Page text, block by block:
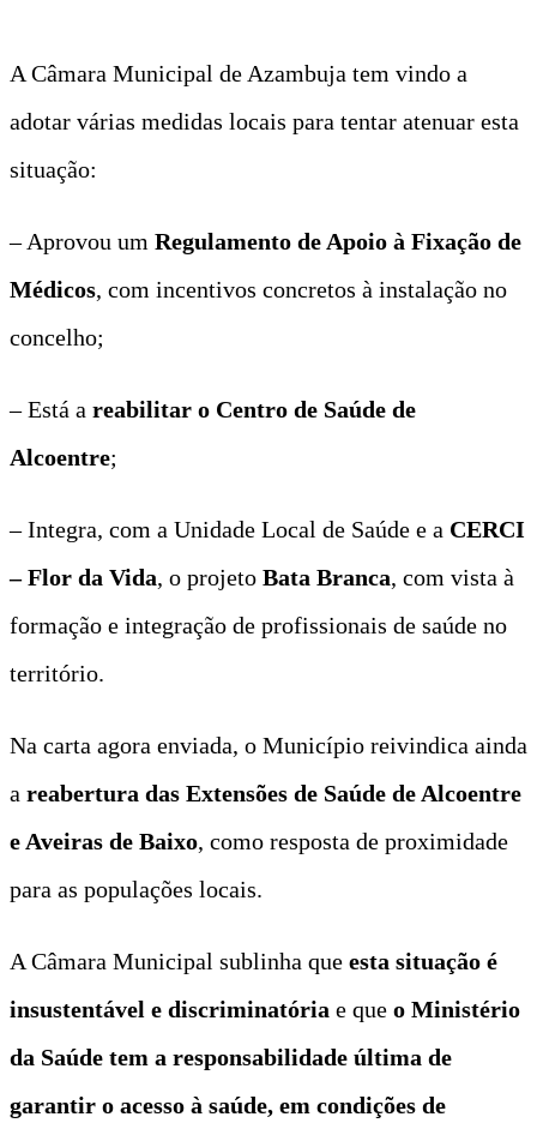
A Câmara Municipal de Azambuja tem vindo a
adotar várias medidas locais para tentar atenuar esta
situação:
– Aprovou um Regulamento de Apoio à Fixação de
Médicos, com incentivos concretos à instalação no
concelho;
– Está a reabilitar o Centro de Saúde de
Alcoentre;
– Integra, com a Unidade Local de Saúde e a CERCI
– Flor da Vida, o projeto Bata Branca, com vista à
formação e integração de profissionais de saúde no
território.
Na carta agora enviada, o Município reivindica ainda
a reabertura das Extensões de Saúde de Alcoentre
e Aveiras de Baixo, como resposta de proximidade
para as populações locais.
A Câmara Municipal sublinha que esta situação é
insustentável e discriminatória e que o Ministério
da Saúde tem a responsabilidade última de
garantir o acesso à saúde, em condições de